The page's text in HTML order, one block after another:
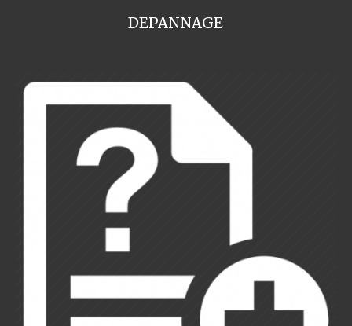
DEPANNAGE